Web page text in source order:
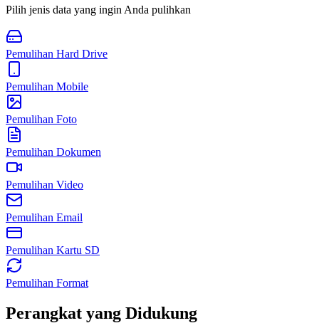
Pilih jenis data yang ingin Anda pulihkan
Pemulihan Hard Drive
Pemulihan Mobile
Pemulihan Foto
Pemulihan Dokumen
Pemulihan Video
Pemulihan Email
Pemulihan Kartu SD
Pemulihan Format
Perangkat yang Didukung